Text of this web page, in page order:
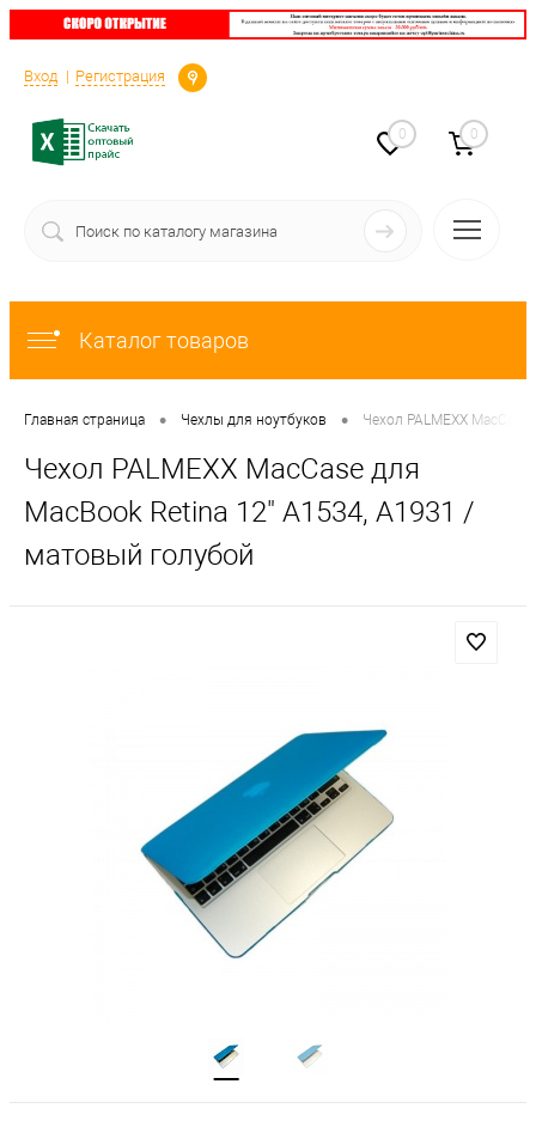
Вход Регистрация
Определение
0 0
Каталог товаров
Главная страница • Чехлы для ноутбуков • Чехол PALMEXX
Чехол PALMEXX MacCase для
MacBook Retina 12" A1534, A1931 /
матовый голубой